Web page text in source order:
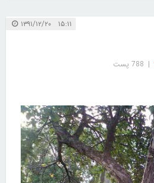
۱۵:۱۱ ۱۳۹۱/۱۲/۲۰
| 788 پست